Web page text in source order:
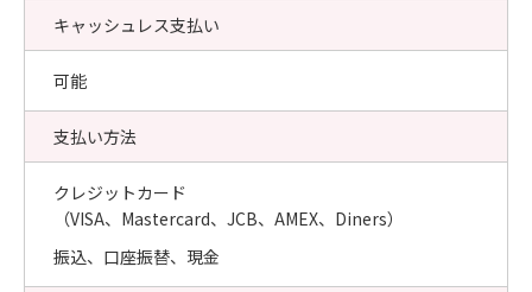
キャッシュレス支払い
可能
支払い方法
クレジットカード
（VISA、Mastercard、JCB、AMEX、Diners）
振込、口座振替、現金